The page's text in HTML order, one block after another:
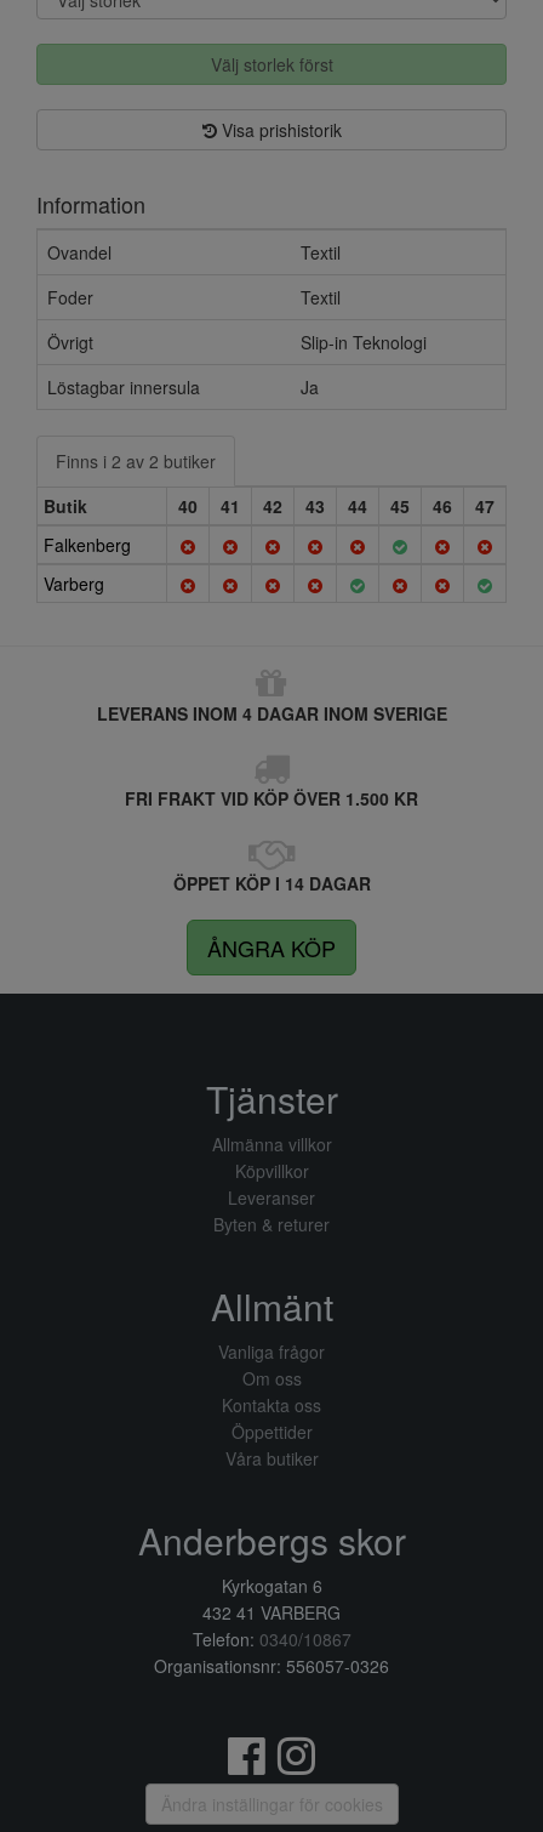
Välj storlek först
Visa prishistorik
Information
Ovandel
Textil
Foder
Textil
Övrigt
Slip-in Teknologi
Löstagbar innersula
Ja
Finns i 2 av 2 butiker
Butik
40 41 42 43 44 45 46
47
Falkenberg
Varberg
LEVERANS INOM 4 DAGAR INOM SVERIGE
FRI FRAKT VID KÖP ÖVER 1.500 KR
ÖPPET KÖP I 14 DAGAR
ÅNGRA KÖP
Tjänster
Allmänna villkor
Köpvillkor
Leveranser
Byten & returer
Allmänt
Vanliga frågor
Om oss
Kontakta oss
Öppettider
Våra butiker
Anderbergs skor
Kyrkogatan 6
432 41 VARBERG
Telefon: 0340/10867
Organisationsnr: 556057-0326
Ändra inställingar för cookies